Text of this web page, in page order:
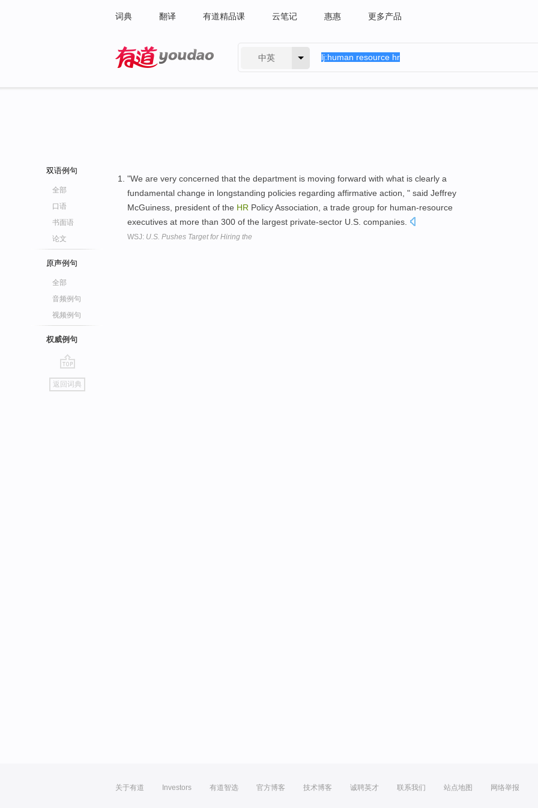
词典 翻译 有道精品课 云笔记 惠惠 更多产品
中英
双语例句
全部
口语
书面语
论文
原声例句
全部
音频例句
视频例句
权威例句
go
top
返回词典
"We are very concerned that the department is moving forward with what is clearly a
fundamental change in longstanding policies regarding affirmative action, " said Jeffrey
McGuiness, president of the HR Policy Association, a trade group for human-resource
executives at more than 300 of the largest private-sector U.S. companies.
WSJ: U.S. Pushes Target for Hiring the
关于有道 Investors 有道智选 官方博客 技术博客 诚聘英才 联系我们 站点地图 网络举报